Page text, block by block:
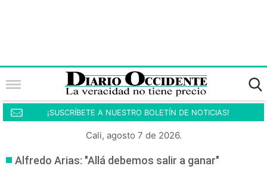
¡SUSCRÍBETE A NUESTRO BOLETÍN DE NOTICIAS!
Cali, agosto 7 de 2026.
Alfredo Arias: "Allá debemos salir a ganar"